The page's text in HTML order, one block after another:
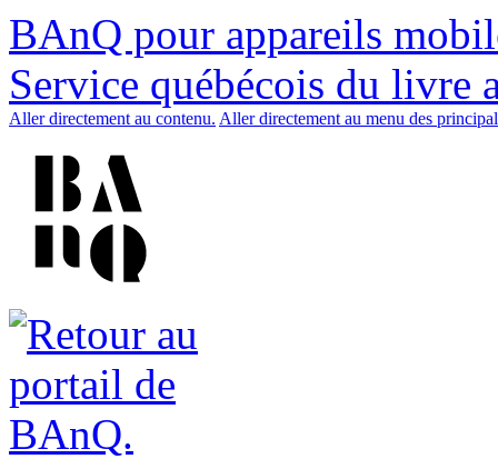
BAnQ pour appareils
Service québécois du livre
Aller directement au contenu. Aller directement au menu des